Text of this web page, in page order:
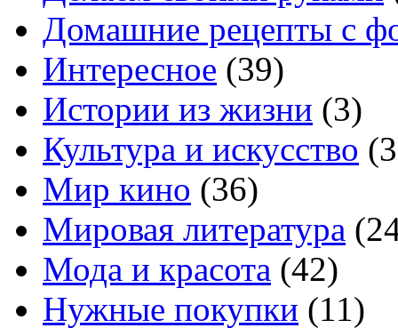
Домашние рецепты с
Интересное (39)
Истории из жизни (3)
Культура и искусство
Мир кино (36)
Мировая литература
Мода и красота (42)
Нужные покупки (11)